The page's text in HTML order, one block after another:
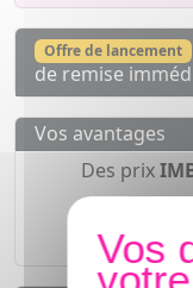
Offre de lancement
de remise
Vos avantages
Des prix
Paiement